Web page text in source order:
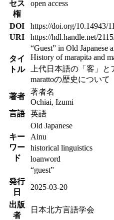
セス
権
open access
DOI
https://doi.org/10.14943/
URI
https://hdl.handle.net/
タイ
トル
“Guest” in Old
History of marapitə and
上代日本語の「客」と
marattoの歴史について
著者
著者名
Ochiai, Izumi
言語
英語
キー
ワー
ド
Old Japanese
Ainu
historical linguistics
loanword
“guest”
発行
日
2025-03-20
出版
者
日本北方言語学会